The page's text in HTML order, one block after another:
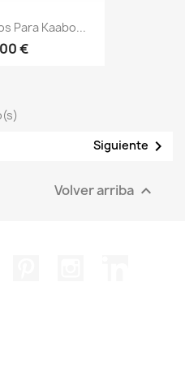
Para Kaabo...
€
Siguiente 
Volver arriba 